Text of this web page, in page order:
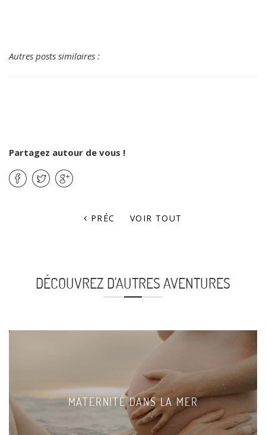
Autres posts similaires :
Partagez autour de vous !
PRÉC VOIR TOUT
DÉCOUVREZ D'AUTRES AVENTURES
MATERNITÉ DANS LA MER